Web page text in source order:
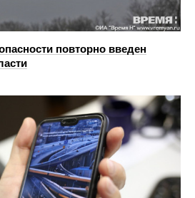
повторно введен